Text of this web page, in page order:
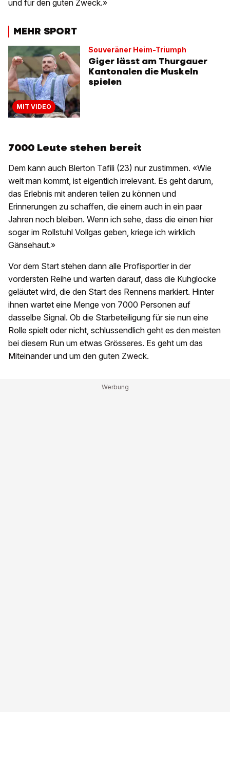
und für den guten Zweck.»
MEHR SPORT
MIT VIDEO
Souveräner Heim-Triumph
Giger lässt am Thurgauer
Kantonalen die Muskeln
spielen
7000 Leute stehen bereit
Dem kann auch Blerton Tafili (23) nur zustimmen. «Wie
weit man kommt, ist eigentlich irrelevant. Es geht darum,
das Erlebnis mit anderen teilen zu können und
Erinnerungen zu schaffen, die einem auch in ein paar
Jahren noch bleiben. Wenn ich sehe, dass die einen hier
sogar im Rollstuhl Vollgas geben, kriege ich wirklich
Gänsehaut.»
Vor dem Start stehen dann alle Profisportler in der
vordersten Reihe und warten darauf, dass die Kuhglocke
geläutet wird, die den Start des Rennens markiert. Hinter
ihnen wartet eine Menge von 7000 Personen auf
dasselbe Signal. Ob die Starbeteiligung für sie nun eine
Rolle spielt oder nicht, schlussendlich geht es den meisten
bei diesem Run um etwas Grösseres. Es geht um das
Miteinander und um den guten Zweck.